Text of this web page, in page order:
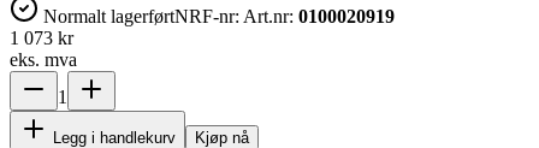
Normalt lagerførtNRF-nr: Art.nr: 0100020919
1 073 kr
eks. mva
1
Legg i handlekurv Kjøp nå